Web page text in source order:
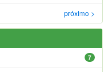
próximo >
7